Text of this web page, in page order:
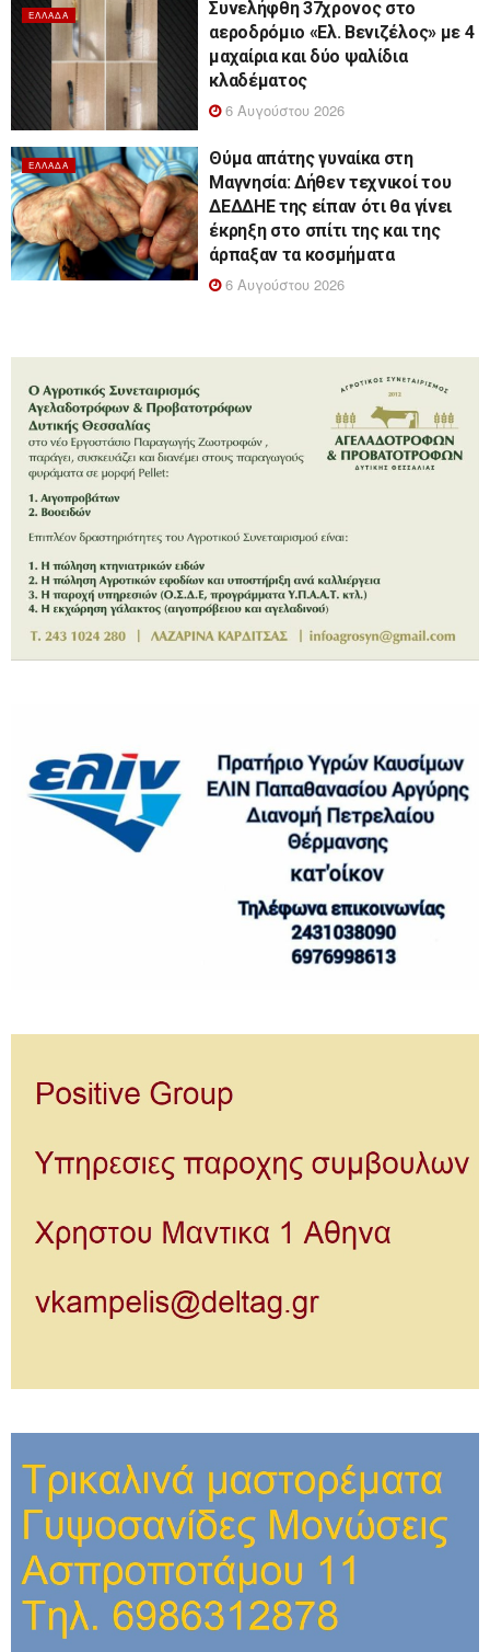
ΕΛΛΆΔΑ
Συνελήφθη 37χρονος στο
αεροδρόμιο «Ελ. Βενιζέλος» με 4
μαχαίρια και δύο ψαλίδια
κλαδέματος
6 Αυγούστου 2026
ΕΛΛΆΔΑ
Θύμα απάτης γυναίκα στη
Μαγνησία: Δήθεν τεχνικοί του
ΔΕΔΔΗΕ της είπαν ότι θα γίνει
έκρηξη στο σπίτι της και της
άρπαξαν τα κοσμήματα
6 Αυγούστου 2026